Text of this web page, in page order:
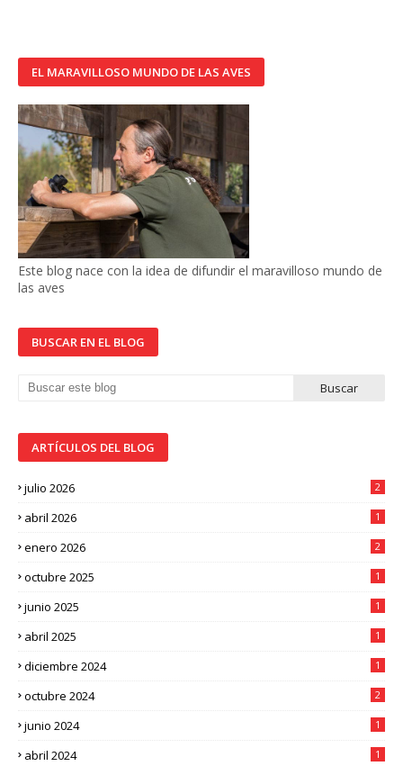
EL MARAVILLOSO MUNDO DE LAS AVES
Este blog nace con la idea de difundir el maravilloso mundo de
las aves
BUSCAR EN EL BLOG
ARTÍCULOS DEL BLOG
julio 2026 2
abril 2026 1
enero 2026 2
octubre 2025 1
junio 2025 1
abril 2025 1
diciembre 2024 1
octubre 2024 2
junio 2024 1
abril 2024 1